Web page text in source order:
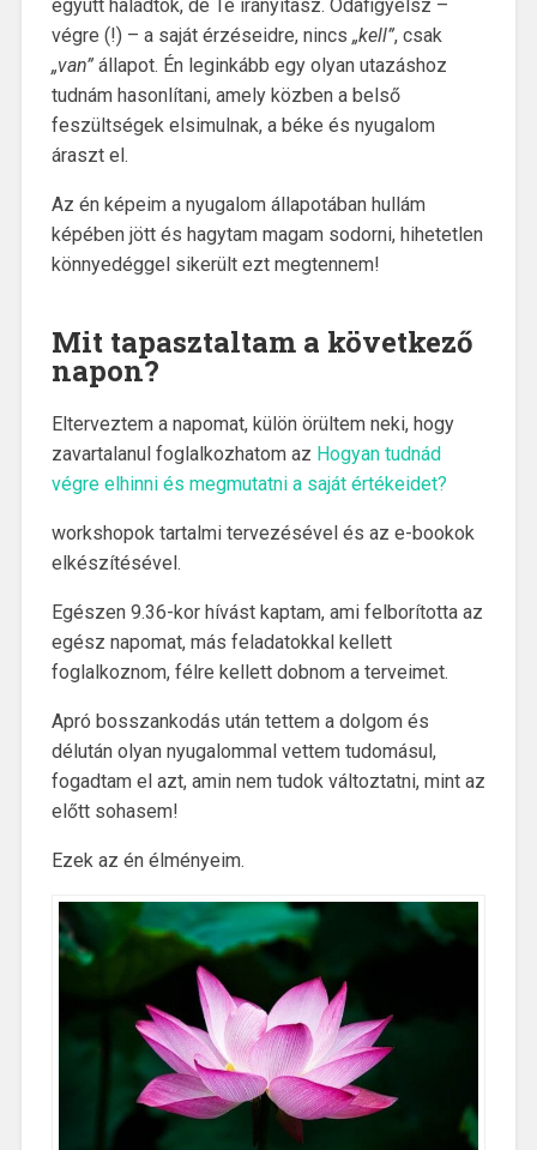
együtt haladtok, de Te irányítasz. Odafigyelsz –
végre (!) – a saját érzéseidre, nincs „kell”, csak
„van”állapot. Én leginkább egy olyan utazáshoz
tudnám hasonlítani, amely közben a belső
feszültségek elsimulnak, a béke és nyugalom
áraszt el.
Az én képeim a nyugalom állapotában hullám
képében jött és hagytam magam sodorni, hihetetlen
könnyedéggel sikerült ezt megtennem!
Mit tapasztaltam a következő
napon?
Elterveztem a napomat, külön örültem neki, hogy
zavartalanul foglalkozhatom az Hogyan tudnád
végre elhinni és megmutatni a saját értékeidet?
workshopok tartalmi tervezésével és az e-bookok
elkészítésével.
Egészen 9.36-kor hívást kaptam, ami felborította az
egész napomat, más feladatokkal kellett
foglalkoznom, félre kellett dobnom a terveimet.
Apró bosszankodás után tettem a dolgom és
délután olyan nyugalommal vettem tudomásul,
fogadtam el azt, amin nem tudok változtatni, mint az
előtt sohasem!
Ezek az én élményeim.